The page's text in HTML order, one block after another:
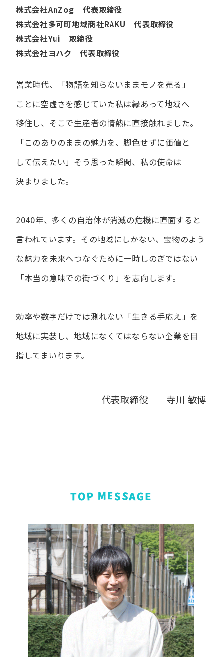
株式会社AnZog 代表取締役
株式会社多可町地域商社RAKU 代表取締役
株式会社Yui 取締役
株式会社ヨハク 代表取締役
営業時代、​「物語を​知らないまま​モノを​売る」
ことに​空虚さを​感じていた​私は縁あって​地域へ​
移住し、​そこで​生産者の​情熱に​直接触れました。
「この​ありの​ままの​魅力を、​脚色せずに​価値と​
して​伝えたい」 そう​思った​瞬間、​私の​使命は​
決まりました。
2040年、多くの自治体が消滅の危機に直面すると
言われています。 その地域にしかない、宝物のよう
な魅力を未来へつなぐために一時しのぎではない
「本当の意味での街づくり」を志向します。
効率や数字だけでは測れない「生きる手応え」を
地域に実装し、地域になくてはならない企業を目
指してまいります。
代表取締役 寺川 敏博